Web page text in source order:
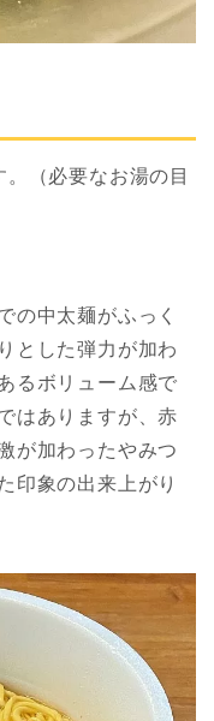
（必要なお湯の目
の中太麺がふっく
とした弾力が加わ
るボリューム感で
はありますが、赤
が加わったやみつ
印象の出来上がり